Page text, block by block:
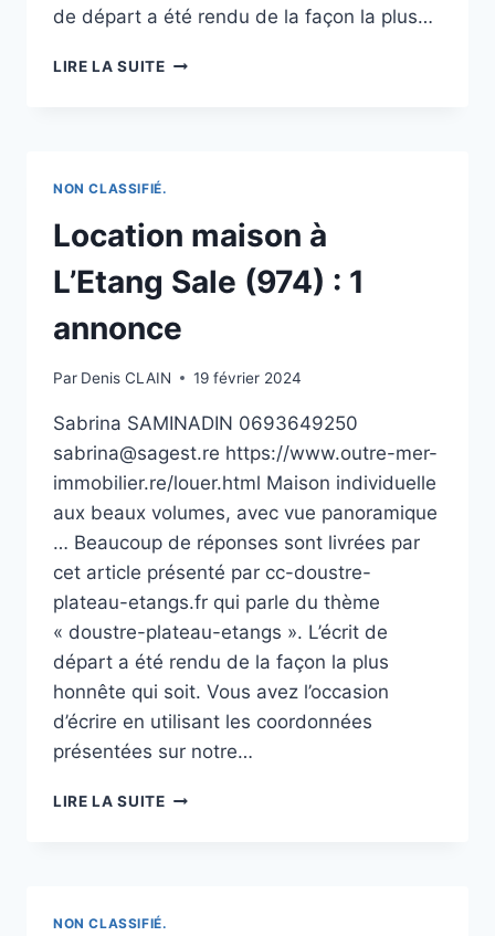
de départ a été rendu de la façon la plus…
LIRE LA SUITELES
SOMME
NON CLASSIFIÉ.
Location maison à
L’Etang Sale (974) : 1
annonce
Par Denis CLAIN 19 février 2024
Sabrina SAMINADIN 0693649250
sabrina@sagest.re https://www.outre-mer-
immobilier.re/louer.html Maison individuelle
aux beaux volumes, avec vue panoramique
… Beaucoup de réponses sont livrées par
cet article présenté par cc-doustre-
plateau-etangs.fr qui parle du thème
« doustre-plateau-etangs ». L’écrit de
départ a été rendu de la façon la plus
honnête qui soit. Vous avez l’occasion
d’écrire en utilisant les coordonnées
présentées sur notre…
LIRE LA SUITELOCATION
NON CLASSIFIÉ.